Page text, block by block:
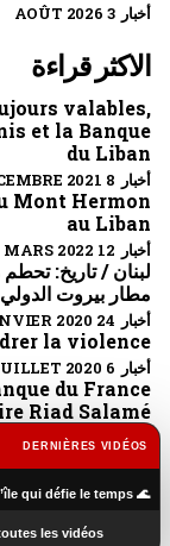
أخبار 3 AOÛT 2026
الاكثر قراءة
valables,
et la Banque
du Liban
أخبار 8 DÉCEMBRE 2021
Mont Hermon
au Liban
أخبار 12 MARS 2022
مطار بيروت الدولي
أخبار 24 JANVIER 2020
la violence ?
أخبار 6 JUILLET 2020
du France
Riad Salamé
أخبار 6 OCTOBRE 2022
تابعونا
DERNIÈRES VIDÉOS
🌊 Tyr — l’île qui défie le temps
les vidéos